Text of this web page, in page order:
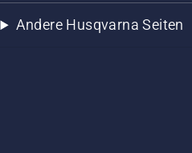
Andere Husqvarna Seiten